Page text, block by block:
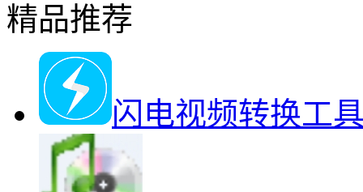
精品推荐
闪电视频转换工